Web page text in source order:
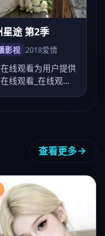
星途 第2季
影视 2018爱情
线观看为用户提供
线观看_在线观看
查看更多